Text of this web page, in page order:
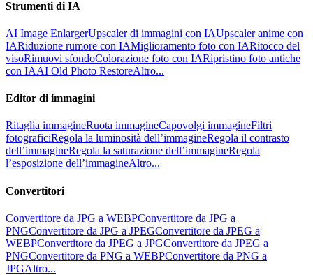
Strumenti di IA
AI Image EnlargerUpscaler di immagini con IAUpscaler anime con
IARiduzione rumore con IAMiglioramento foto con IARitocco del
visoRimuovi sfondoColorazione foto con IARipristino foto antiche
con IAAI Old Photo RestoreAltro...
Editor di immagini
Ritaglia immagineRuota immagineCapovolgi immagineFiltri
fotograficiRegola la luminosità dell’immagineRegola il contrasto
dell’immagineRegola la saturazione dell’immagineRegola
l’esposizione dell’immagineAltro...
Convertitori
Convertitore da JPG a WEBPConvertitore da JPG a
PNGConvertitore da JPG a JPEGConvertitore da JPEG a
WEBPConvertitore da JPEG a JPGConvertitore da JPEG a
PNGConvertitore da PNG a WEBPConvertitore da PNG a
JPGAltro...